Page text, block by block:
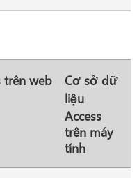
trên web
Cơ sở dữ
liệu
Access
trên máy
tính